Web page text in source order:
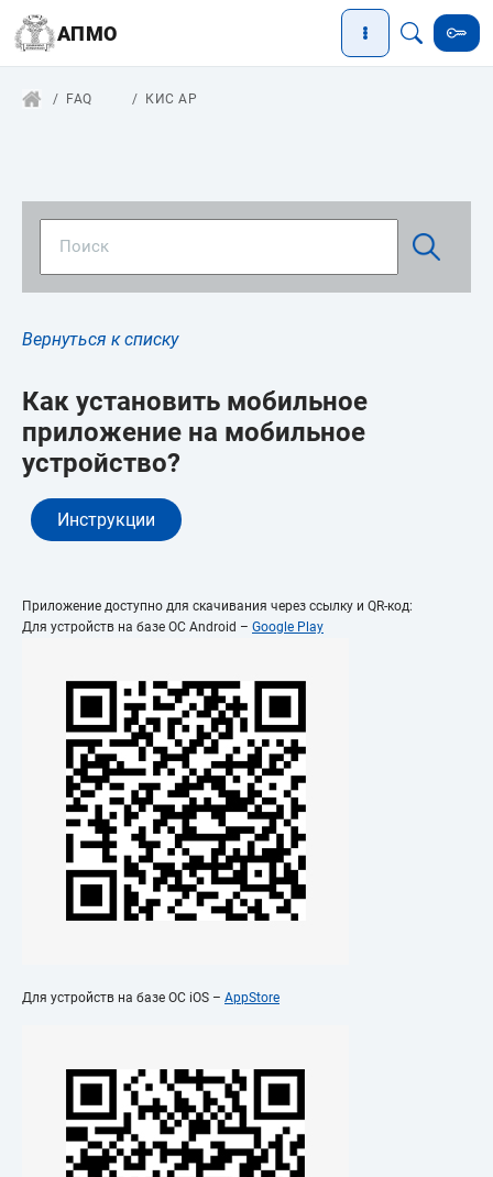
АПМО
FAQ КИС АР
Вернуться к списку
Как установить мобильное
приложение на мобильное
устройство?
Инструкции
Приложение доступно для скачивания через ссылку и QR-код:
Для устройств на базе ОС Android – Google Play
Для устройств на базе ОС iOS – AppStore